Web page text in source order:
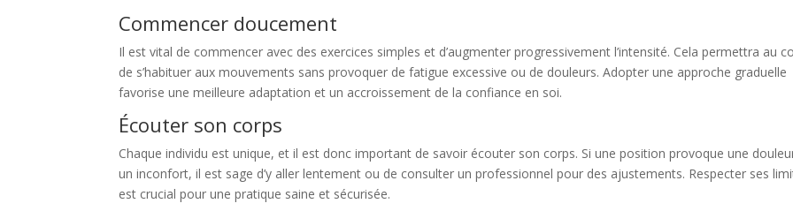
Commencer doucement
Il est vital de commencer avec des exercices simples et d’augmenter progressivement l’intensité. Cela permettra au
de s’habituer aux mouvements sans provoquer de fatigue excessive ou de douleurs. Adopter une approche graduelle
favorise une meilleure adaptation et un accroissement de la confiance en soi.
Écouter son corps
Chaque individu est unique, et il est donc important de savoir écouter son corps. Si une position provoque une
un inconfort, il est sage d’y aller lentement ou de consulter un professionnel pour des ajustements. Respecter ses
est crucial pour une pratique saine et sécurisée.